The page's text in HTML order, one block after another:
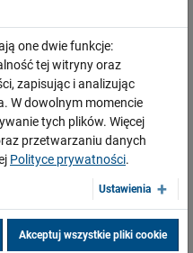
odcinka naszej serii
maszyna TBM, wydrążyła
one dwie funkcje:
tej witryny oraz
zapisując i analizując
W dowolnym momencie
tych plików. Więcej
przetwarzaniu danych
Polityce prywatności.
Ustawienia
Akceptuj wszystkie pliki cookie